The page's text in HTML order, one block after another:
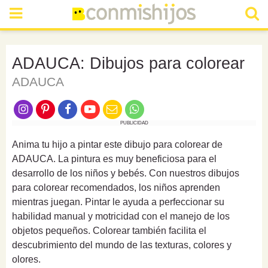
ADAUCA: Dibujos para colorear
ADAUCA
PUBLICIDAD
Anima tu hijo a pintar este dibujo para colorear de
ADAUCA. La pintura es muy beneficiosa para el
desarrollo de los niños y bebés. Con nuestros dibujos
para colorear recomendados, los niños aprenden
mientras juegan. Pintar le ayuda a perfeccionar su
habilidad manual y motricidad con el manejo de los
objetos pequeños. Colorear también facilita el
descubrimiento del mundo de las texturas, colores y
olores.